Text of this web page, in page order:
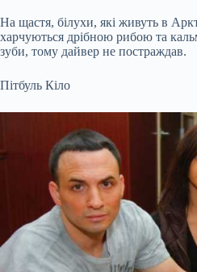
На щастя, білухи, які живуть в
харчуються дрібною рибою та
зуби, тому дайвер не постраждав.
Пітбуль Кіло